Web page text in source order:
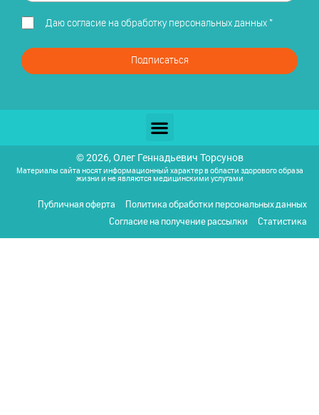
Даю согласие на обработку персональных данных*
Подписаться
© 2026, Олег Геннадьевич Торсунов
Материалы сайта носят информационный характер в области здорового образа
жизни и не являются медицинскими услугами
Публичная оферта
Политика обработки персональных данных
Согласие на получение рассылки
Статистика